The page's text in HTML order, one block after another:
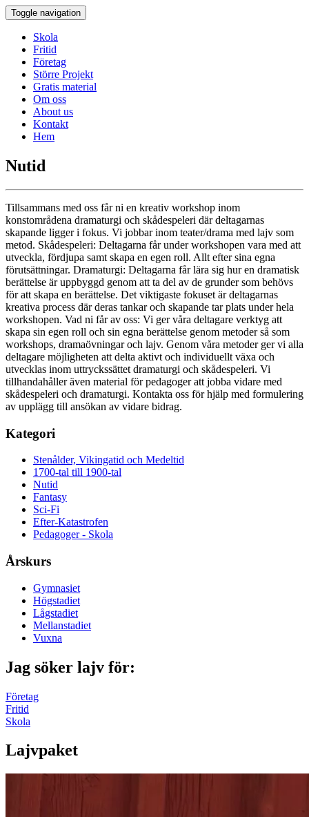
Toggle navigation
Skola
Fritid
Företag
Större Projekt
Gratis material
Om oss
About us
Kontakt
Hem
Nutid
Tillsammans med oss får ni en kreativ workshop inom
konstområdena dramaturgi och skådespeleri där deltagarnas
skapande ligger i fokus. Vi jobbar inom teater/drama med lajv som
metod. Skådespeleri: Deltagarna får under workshopen vara med att
utveckla, fördjupa samt skapa en egen roll. Allt efter sina egna
förutsättningar. Dramaturgi: Deltagarna får lära sig hur en dramatisk
berättelse är uppbyggd genom att ta del av de grunder som behövs
för att skapa en berättelse. Det viktigaste fokuset är deltagarnas
kreativa process där deras tankar och skapande tar plats under hela
workshopen. Vad ni får av oss: Vi ger våra deltagare verktyg att
skapa sin egen roll och sin egna berättelse genom metoder så som
workshops, dramaövningar och lajv. Genom våra metoder ger vi alla
deltagare möjligheten att delta aktivt och individuellt växa och
utvecklas inom uttryckssättet dramaturgi och skådespeleri. Vi
tillhandahåller även material för pedagoger att jobba vidare med
skådespeleri och dramaturgi. Kontakta oss för hjälp med formulering
av upplägg till ansökan av vidare bidrag.
Kategori
Stenålder, Vikingatid och Medeltid
1700-tal till 1900-tal
Nutid
Fantasy
Sci-Fi
Efter-Katastrofen
Pedagoger - Skola
Årskurs
Gymnasiet
Högstadiet
Lågstadiet
Mellanstadiet
Vuxna
Jag söker lajv för:
Företag
Fritid
Skola
Lajvpaket